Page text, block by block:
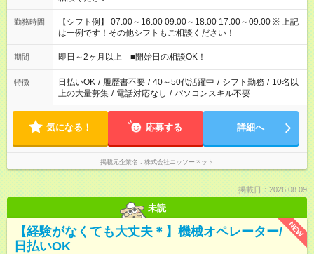
勤務時間
【シフト例】 07:00～16:00 09:00～18:00 17:00～09:00 ※ 上記
は一例です！その他シフトもご相談ください！
期間 即日～2ヶ月以上 ■開始日の相談OK！
特徴 日払いOK / 履歴書不要 / 40～50代活躍中 / シフト勤務 / 10名以
上の大量募集 / 電話対応なし / パソコンスキル不要
気になる！ 応募する 詳細へ
掲載元企業名 株式会社ニッソーネット
掲載日：2026.08.09
未読
NEW
【経験がなくても大丈夫＊】機械オペレーター/
日払いOK